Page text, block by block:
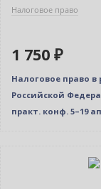
Налоговое право
1 750 ₽
Налоговое право
Российской
практ. конф. 5–19